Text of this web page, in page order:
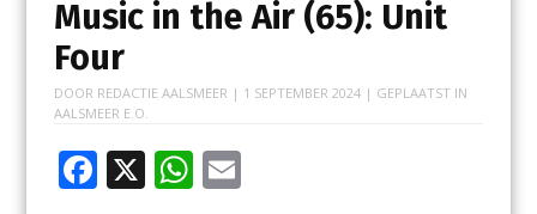
Music in the Air (65): Unit
Four
DOOR REDACTIE AALSMEER | 1 SEPTEMBER 2024| GEPLAATST IN
AALSMEER E.O.
F X W E